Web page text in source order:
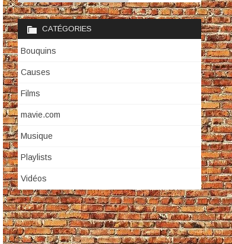
CATÉGORIES
Bouquins
Causes
Films
mavie.com
Musique
Playlists
Vidéos